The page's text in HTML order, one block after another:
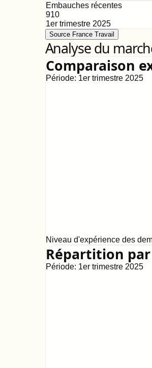
Embauches récentes
910
1er trimestre 2025
Source France Travail
Analyse du
Comparaison
Période: 1er trimestre 2025
Niveau d'expérience des
Répartition
Période: 1er trimestre 2025